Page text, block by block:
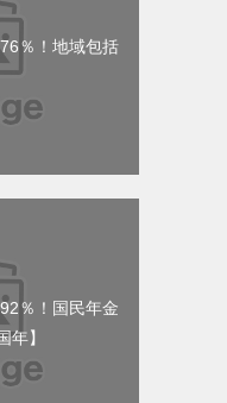
％！地域包括
％！国民年金
年】